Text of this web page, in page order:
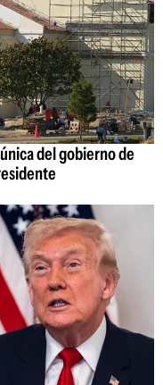
del gobierno de